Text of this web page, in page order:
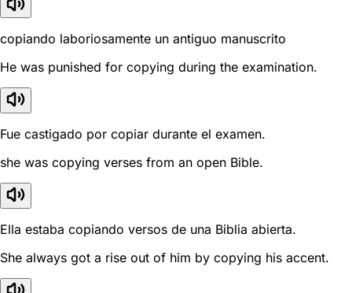
copiando laboriosamente un antiguo manuscrito
He was punished for copying during the examination.
Fue castigado por copiar durante el examen.
she was copying verses from an open Bible.
Ella estaba copiando versos de una Biblia abierta.
She always got a rise out of him by copying his accent.